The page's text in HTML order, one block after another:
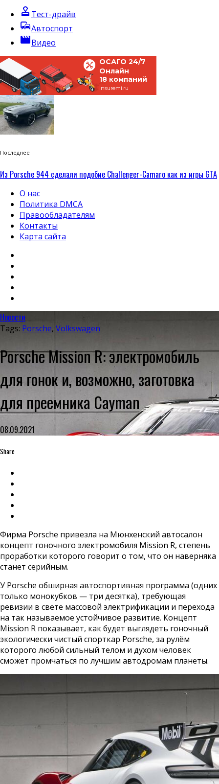
approval Тест-драйв
commuteАвтоспорт
movieВидео
ОСАГО 24/7
Онлайн
18 компаний
insuremi.ru
Последнее
Из Porsche 944 сделали подобие Challenger-Camaro как из игры GTA
О нас
Политика DMCA
Правообладателям
Контакты
Карта сайта
Новости
Tags: Porsche, Volkswagen
Porsche Mission R: электромобиль
для гонок и, возможно, заготовка
для преемника Cayman
08.09.2021
Share
Фирма Porsche привезла на Мюнхенский автосалон
концепт гоночного электромобиля Mission R, степень
проработки которого говорит о том, что он наверняка
станет серийным.
У Porsche обширная автоспортивная программа (одних
только монокубков — три десятка), требующая
ревизии в свете массовой электрификации и перехода
на так называемое устойчивое развитие. Концепт
Mission R показывает, как будет выглядеть гоночный
экологически чистый спорткар Porsche, за рулём
которого любой сильный телом и духом человек
сможет промчаться по лучшим автодромам планеты.